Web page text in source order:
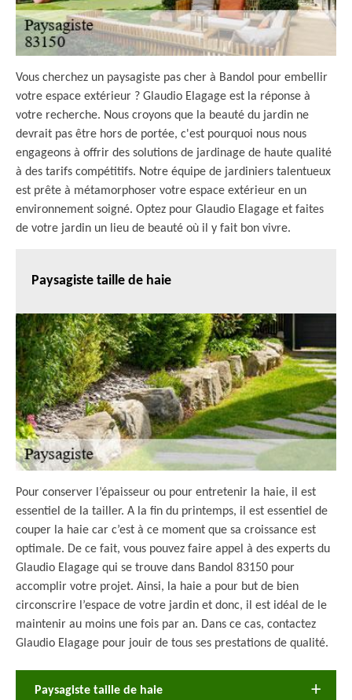
Vous cherchez un paysagiste pas cher à Bandol pour embellir
votre espace extérieur ? Glaudio Elagage est la réponse à
votre recherche. Nous croyons que la beauté du jardin ne
devrait pas être hors de portée, c'est pourquoi nous nous
engageons à offrir des solutions de jardinage de haute qualité
à des tarifs compétitifs. Notre équipe de jardiniers talentueux
est prête à métamorphoser votre espace extérieur en un
environnement soigné. Optez pour Glaudio Elagage et faites
de votre jardin un lieu de beauté où il y fait bon vivre.
Paysagiste taille de haie
Pour conserver l’épaisseur ou pour entretenir la haie, il est
essentiel de la tailler. A la fin du printemps, il est essentiel de
couper la haie car c’est à ce moment que sa croissance est
optimale. De ce fait, vous pouvez faire appel à des experts du
Glaudio Elagage qui se trouve dans Bandol 83150 pour
accomplir votre projet. Ainsi, la haie a pour but de bien
circonscrire l’espace de votre jardin et donc, il est idéal de le
maintenir au moins une fois par an. Dans ce cas, contactez
Glaudio Elagage pour jouir de tous ses prestations de qualité.
Paysagiste taille de haie